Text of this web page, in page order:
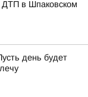
ДТП в Шпаковском
день будет